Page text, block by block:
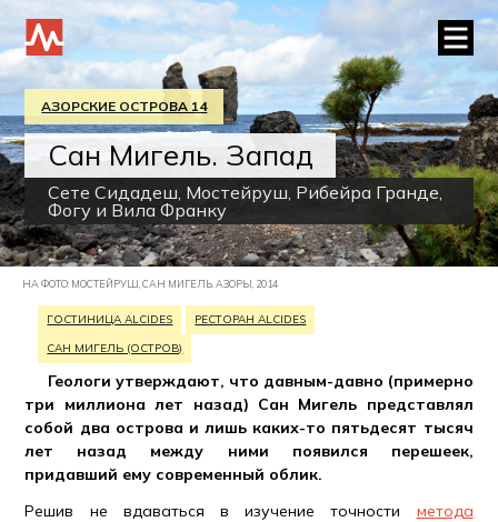
АЗОРСКИЕ ОСТРОВА 14
Сан Мигель. Запад
Сете Сидадеш, Мостейруш, Рибейра Гранде,
Фогу и Вила Франку
НА ФОТО: МОСТЕЙРУШ, САН МИГЕЛЬ. АЗОРЫ, 2014
ГОСТИНИЦА ALCIDES
РЕСТОРАН ALCIDES
САН МИГЕЛЬ (ОСТРОВ)
Геологи утверждают, что давным-давно (примерно
три миллиона лет назад) Сан Мигель представлял
собой два острова и лишь каких-то пятьдесят тысяч
лет назад между ними появился перешеек,
придавший ему современный облик.
Решив не вдаваться в изучение точности метода